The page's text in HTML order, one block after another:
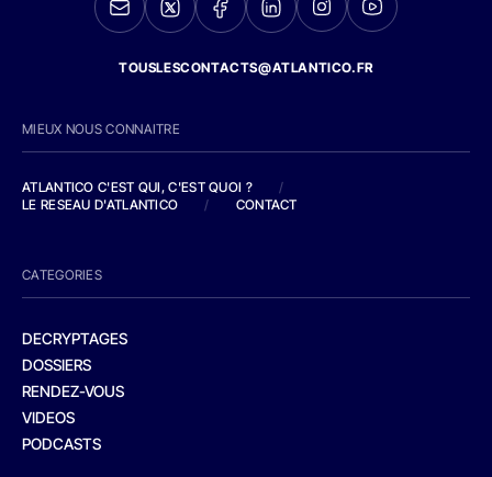
TOUSLESCONTACTS@ATLANTICO.FR
MIEUX NOUS CONNAITRE
ATLANTICO C'EST QUI, C'EST QUOI ?
/
LE RESEAU D'ATLANTICO
/ CONTACT
CATEGORIES
DECRYPTAGES
DOSSIERS
RENDEZ-VOUS
VIDEOS
PODCASTS